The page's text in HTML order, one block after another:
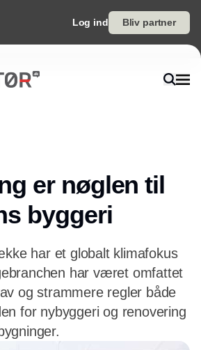
Log ind Bliv partner
er nøglen til
byggeri
har et globalt klimafokus
har været omfattet
og strammere regler både
for nybyggeri og renovering